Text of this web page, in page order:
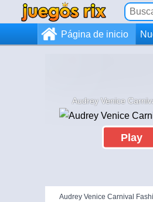
Página de inicio
Audrey Venice
Play
Audrey Venice Carnival